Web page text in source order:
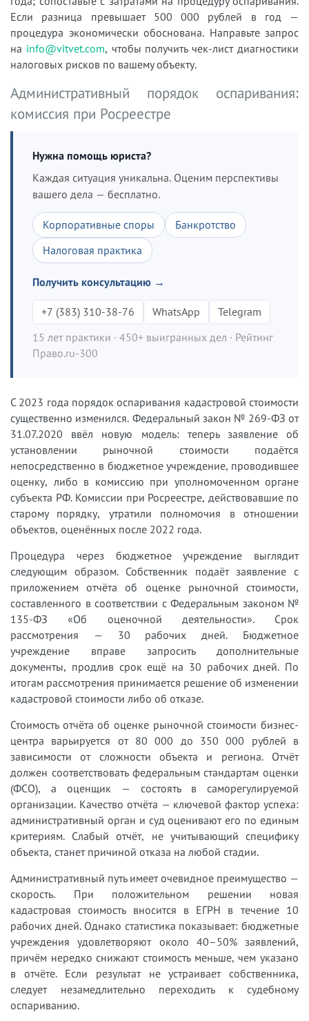
Если разница превышает 500 000 рублей в год —
процедура экономически обоснована. Направьте запрос
на info@vitvet.com, чтобы получить чек-лист диагностики
налоговых рисков по вашему объекту.
Административный порядок оспаривания:
комиссия при Росреестре
Нужна помощь юриста?
Каждая ситуация уникальна. Оценим перспективы
вашего дела — бесплатно.
Корпоративные споры
Банкротство
Налоговая практика
Получить консультацию →
+7 (383) 310-38-76 WhatsApp
Telegram
15 лет практики · 450+ выигранных дел · Рейтинг
Право.ru-300
С 2023 года порядок оспаривания кадастровой стоимости
существенно изменился. Федеральный закон № 269-ФЗ от
31.07.2020 ввёл новую модель: теперь заявление об
установлении рыночной стоимости подаётся
непосредственно в бюджетное учреждение, проводившее
оценку, либо в комиссию при уполномоченном органе
субъекта РФ. Комиссии при Росреестре, действовавшие по
старому порядку, утратили полномочия в отношении
объектов, оценённых после 2022 года.
Процедура через бюджетное учреждение выглядит
следующим образом. Собственник подаёт заявление с
приложением отчёта об оценке рыночной стоимости,
составленного в соответствии с Федеральным законом №
135-ФЗ «Об оценочной деятельности». Срок
рассмотрения — 30 рабочих дней. Бюджетное
учреждение вправе запросить дополнительные
документы, продлив срок ещё на 30 рабочих дней. По
итогам рассмотрения принимается решение об изменении
кадастровой стоимости либо об отказе.
Стоимость отчёта об оценке рыночной стоимости бизнес-
центра варьируется от 80 000 до 350 000 рублей в
зависимости от сложности объекта и региона. Отчёт
должен соответствовать федеральным стандартам оценки
(ФСО), а оценщик — состоять в саморегулируемой
организации. Качество отчёта — ключевой фактор успеха:
административный орган и суд оценивают его по единым
критериям. Слабый отчёт, не учитывающий специфику
объекта, станет причиной отказа на любой стадии.
Административный путь имеет очевидное преимущество —
скорость. При положительном решении новая
кадастровая стоимость вносится в ЕГРН в течение 10
рабочих дней. Однако статистика показывает: бюджетные
учреждения удовлетворяют около 40–50% заявлений,
причём нередко снижают стоимость меньше, чем указано
в отчёте. Если результат не устраивает собственника,
следует незамедлительно переходить к судебному
оспариванию.